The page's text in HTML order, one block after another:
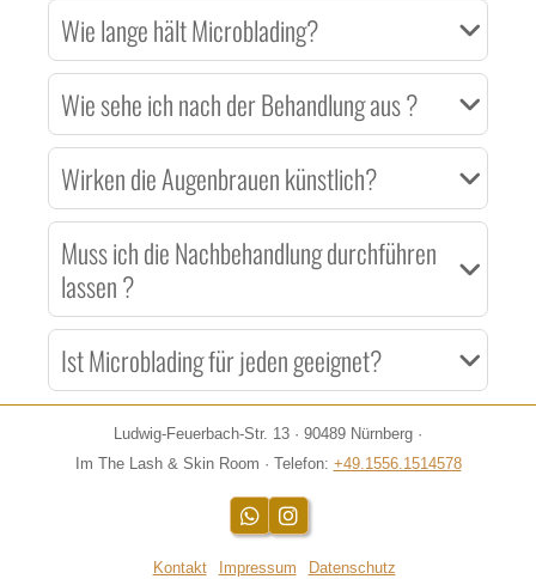
Wie lange hält Microblading?
Wie sehe ich nach der Behandlung aus ?
Wirken die Augenbrauen künstlich?
Muss ich die Nachbehandlung durchführen
lassen ?
Ist Microblading für jeden geeignet?
Ludwig-Feuerbach-Str. 13 · 90489 Nürnberg ·
Im The Lash & Skin Room · Telefon: +49.1556.1514578
WhatsApp
Kontakt Impressum Datenschutz